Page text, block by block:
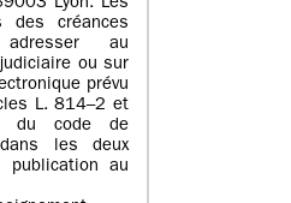
Lyon. Les
des créances
au
ou sur
prévu
L. 814–2 et
du code de
les deux
au